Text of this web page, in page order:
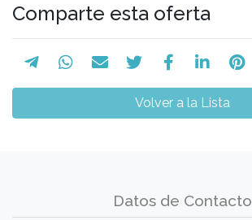
Comparte esta oferta
Volver a la Lista
Datos de Contacto